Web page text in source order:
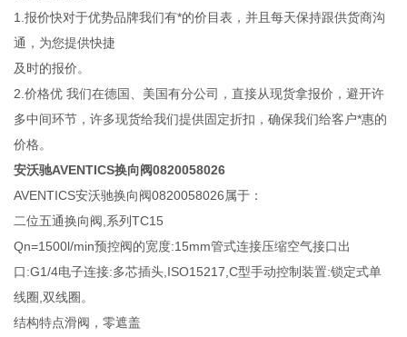
1.报价快对于优势品牌我们有*的价目表，并且每天保持跟供货商沟
通，为您提供快捷
及时的报价。
2.价格优 我们在德国、美国有分公司，直接从现货拿报价，避开许
多中间环节，许多现货给我们提供固定折扣，确保我们给客户*惠的
价格。
安沃驰AVENTICS换向阀0820058026
AVENTICS安沃驰换向阀0820058026属于：
二位五通换向阀,系列TC15
Qn=1500l/min预控阀的宽度:15mm管式连接压缩空气接口出
口:G1/4电子连接:多芯插头,ISO15217,C型手动控制装置:锁定式单
线圈,双线圈。
结构特点滑阀，零遮盖